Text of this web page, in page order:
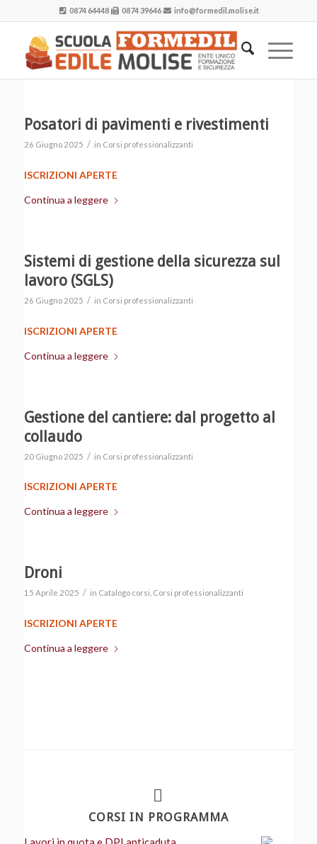
0874 64448 0874 39646 info@formedil.molise.it
Posatori di pavimenti e rivestimenti
26 Giugno 2025 / in Corsi professionalizzanti
ISCRIZIONI APERTE
Continua a leggere
Sistemi di gestione della sicurezza sul
lavoro (SGLS)
26 Giugno 2025 / in Corsi professionalizzanti
ISCRIZIONI APERTE
Continua a leggere
Gestione del cantiere: dal progetto al
collaudo
20 Giugno 2025 / in Corsi professionalizzanti
ISCRIZIONI APERTE
Continua a leggere
Droni
15 Aprile 2025 / in Catalogo corsi Corsi professionalizzanti
ISCRIZIONI APERTE
Continua a leggere
CORSI IN PROGRAMMA